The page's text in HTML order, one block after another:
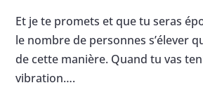
Et je te promets et que tu seras
le nombre de personnes s’élever
de cette manière. Quand tu vas
vibration….